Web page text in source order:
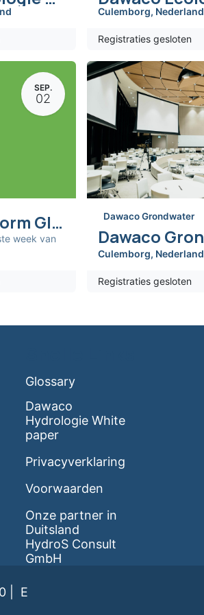
Culemborg, Nederland
Registraties gesloten
SEP.
02
Water-Platform GIS Viewer Webinar
week van
Dawaco Grondwater
Culemborg, Nederland
Registraties gesloten
Glossary
Dawaco
Hydrologie White
paper
Privacyverklaring
Voorwaarden
Onze partner in
Duitsland
HydroS Consult
GmbH
| ​E